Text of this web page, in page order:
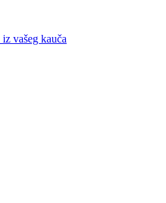
iz vašeg kauča